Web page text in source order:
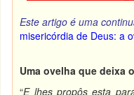
Este artigo é uma
misericórdia de Deus: a
Uma ovelha que deixa
“E lhes propôs esta